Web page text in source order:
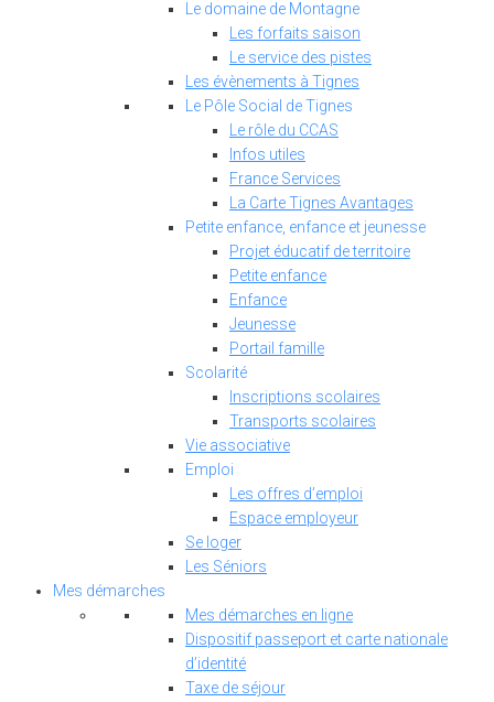
Le domaine de Montagne
Les forfaits saison
Le service des pistes
Les évènements à Tignes
Le Pôle Social de Tignes
Le rôle du CCAS
Infos utiles
France Services
La Carte Tignes Avantages
Petite enfance, enfance et jeunesse
Projet éducatif de territoire
Petite enfance
Enfance
Jeunesse
Portail famille
Scolarité
Inscriptions scolaires
Transports scolaires
Vie associative
Emploi
Les offres d’emploi
Espace employeur
Se loger
Les Séniors
Mes démarches
Mes démarches en ligne
Dispositif passeport et carte nationale
d’identité
Taxe de séjour